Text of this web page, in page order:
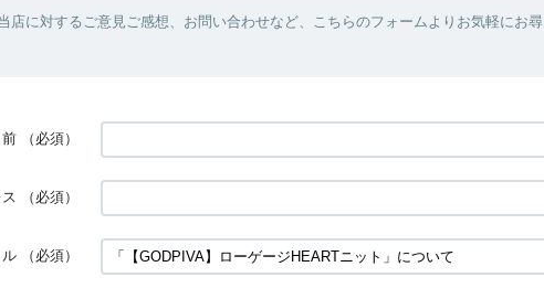
店に対するご意見ご感想、お問い合わせなど、こちらのフォームよりお気軽にお尋
前 （必須）
（必須）
（必須）